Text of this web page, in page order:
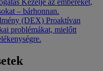
Kezelje az embereket,
– bárhonnan.
(DEX) Proaktívan
problémákat, mielőtt